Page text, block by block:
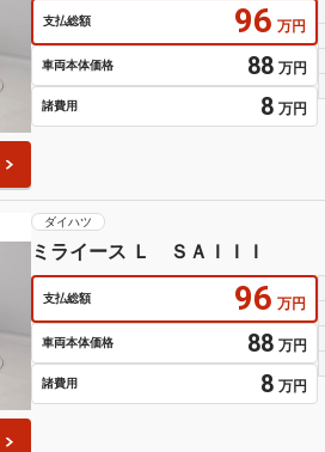
支払総額 96 万円
車両本体価格 88 万円
諸費用 8 万円
ダイハツ
ミライース Ｌ ＳＡＩＩＩ
支払総額 96 万円
車両本体価格 88 万円
諸費用 8 万円